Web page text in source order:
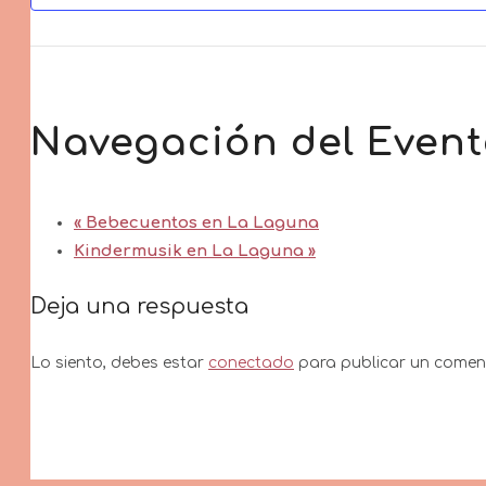
Navegación del
« Bebecuentos en La Laguna
Kindermusik en La Laguna »
Deja una respuesta
Lo siento, debes estar conectado para publicar un